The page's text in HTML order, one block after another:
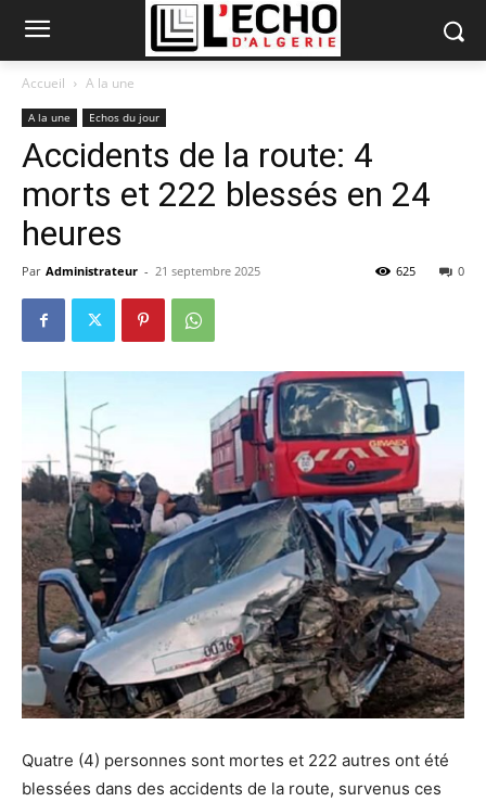
Accueil A la une
A la une Echos du jour
Accidents de la route: 4
morts et 222 blessés en 24
heures
Par Administrateur - 21 septembre 2025 0
625
Quatre (4) personnes sont mortes et 222 autres ont été
blessées dans des accidents de la route, survenus ces